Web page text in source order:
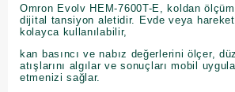
Omron Evolv HEM-7600T-E, koldan
dijital tansiyon aletidir. Evde veya
kolayca kullanılabilir,
kan basıncı ve nabız değerlerini ölçer,
atışlarını algılar ve sonuçları mobil
etmenizi sağlar.